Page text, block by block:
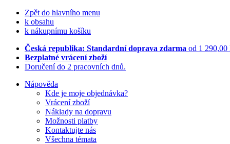
Zpět do hlavního menu
k obsahu
k nákupnímu košíku
Česká republika: Standardní doprava zdarma od 1 290,00
Bezplatné vrácení zboží
Doručení do 2 pracovních dnů.
Nápověda
Kde je moje objednávka?
Vrácení zboží
Náklady na dopravu
Možnosti platby
Kontaktujte nás
Všechna témata